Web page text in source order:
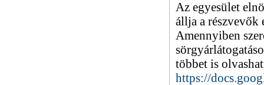
Az egyesület
állja a részvevők
Amennyiben
többet is
https://